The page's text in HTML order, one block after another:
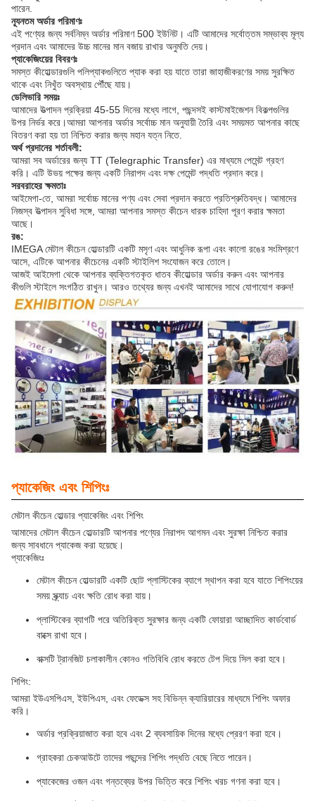
পারেন.
ন্যূনতম অর্ডার পরিমাণঃ
এই পণ্যের জন্য সর্বনিম্ন অর্ডার পরিমাণ 500 ইউনিট। এটি আমাদের সর্বোত্তম সম্ভাব্য মূল্য
প্রদান এবং আমাদের উচ্চ মানের মান বজায় রাখার অনুমতি দেয়।
প্যাকেজিংয়ের বিবরণঃ
সমস্ত কীহোল্ডারগুলি পলিপ্যাকগুলিতে প্যাক করা হয় যাতে তারা জাহাজীকরণের সময় সুরক্ষিত
থাকে এবং নিখুঁত অবস্থায় পৌঁছে যায়।
ডেলিভারি সময়ঃ
আমাদের উত্পাদন প্রক্রিয়া 45-55 দিনের মধ্যে লাগে, পছন্দসই কাস্টমাইজেশন বিকল্পগুলির
উপর নির্ভর করে।আমরা আপনার অর্ডার সর্বোচ্চ মান অনুযায়ী তৈরি এবং সময়মত আপনার কাছে
বিতরণ করা হয় তা নিশ্চিত করার জন্য মহান যত্ন নিতে.
অর্থ প্রদানের শর্তাবলী:
আমরা সব অর্ডারের জন্য TT (Telegraphic Transfer) এর মাধ্যমে পেমেন্ট গ্রহণ
করি। এটি উভয় পক্ষের জন্য একটি নিরাপদ এবং দক্ষ পেমেন্ট পদ্ধতি প্রদান করে।
সরবরাহের ক্ষমতাঃ
আইমেগা-তে, আমরা সর্বোচ্চ মানের পণ্য এবং সেবা প্রদান করতে প্রতিশ্রুতিবদ্ধ। আমাদের
নিজস্ব উত্পাদন সুবিধা সঙ্গে, আমরা আপনার সমস্ত কীচেন ধারক চাহিদা পূরণ করার ক্ষমতা
আছে।
রঙ:
IMEGA মেটাল কীচেন হোল্ডারটি একটি মসৃণ এবং আধুনিক রূপা এবং কালো রঙের সংমিশ্রণে
আসে, এটিকে আপনার কীচেনের একটি স্টাইলিশ সংযোজন করে তোলে।
আজই আইমেগা থেকে আপনার ব্যক্তিগতকৃত ধাতব কীহোল্ডার অর্ডার করুন এবং আপনার
কীগুলি স্টাইলে সংগঠিত রাখুন। আরও তথ্যের জন্য এখনই আমাদের সাথে যোগাযোগ করুন!
প্যাকেজিং এবং শিপিংঃ
মেটাল কীচেন হোল্ডার প্যাকেজিং এবং শিপিং
আমাদের মেটাল কীচেন হোল্ডারটি আপনার পণ্যের নিরাপদ আগমন এবং সুরক্ষা নিশ্চিত করার
জন্য সাবধানে প্যাকেজ করা হয়েছে।
প্যাকেজিংঃ
মেটাল কীচেন হোল্ডারটি একটি ছোট প্লাস্টিকের ব্যাগে স্থাপন করা হবে যাতে শিপিংয়ের
সময় স্ক্র্যাচ এবং ক্ষতি রোধ করা যায়।
প্লাস্টিকের ব্যাগটি পরে অতিরিক্ত সুরক্ষার জন্য একটি ফোয়ারা আচ্ছাদিত কার্ডবোর্ড
বাক্সে রাখা হবে।
বাক্সটি ট্রানজিট চলাকালীন কোনও গতিবিধি রোধ করতে টেপ দিয়ে সিল করা হবে।
শিপিং:
আমরা ইউএসপিএস, ইউপিএস, এবং ফেডেক্স সহ বিভিন্ন ক্যারিয়ারের মাধ্যমে শিপিং অফার
করি।
অর্ডার প্রক্রিয়াজাত করা হবে এবং 2 ব্যবসায়িক দিনের মধ্যে প্রেরণ করা হবে।
গ্রাহকরা চেকআউটে তাদের পছন্দের শিপিং পদ্ধতি বেছে নিতে পারেন।
প্যাকেজের ওজন এবং গন্তব্যের উপর ভিত্তি করে শিপিং খরচ গণনা করা হবে।